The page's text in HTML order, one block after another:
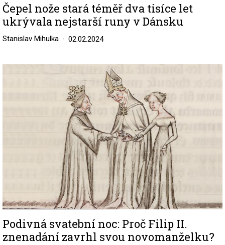
Čepel nože stará téměř dva tisíce let
ukrývala nejstarší runy v Dánsku
Stanislav Mihulka 02.02.2024
Podivná svatební noc: Proč Filip II.
znenadání zavrhl svou novomanželku?